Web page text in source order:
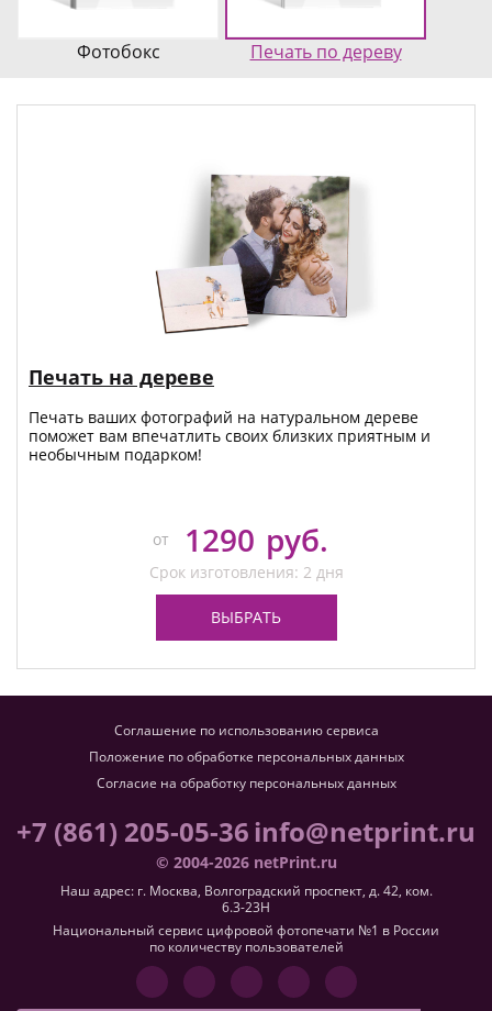
Фотобокс Печать по дереву
Печать на дереве
Печать ваших фотографий на натуральном дереве
поможет вам впечатлить своих близких приятным и
необычным подарком!
от 1290 руб.
Срок изготовления: 2 дня
ВЫБРАТЬ
Соглашение по использованию сервиса
Положение по обработке персональных данных
Согласие на обработку персональных данных
+7 (861) 205-05-36info@netprint.ru
© 2004-2026 netPrint.ru
Наш адрес: г. Москва, Волгоградский проспект, д. 42, ком.
6.3-23H
Национальный сервис цифровой фотопечати №1 в России
по количеству пользователей